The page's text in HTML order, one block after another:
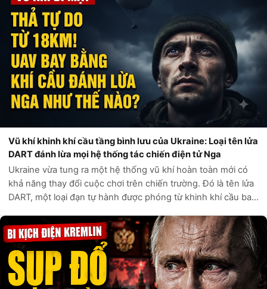
Vũ khí khinh khí cầu tầng bình lưu của Ukraine: Loại tên lửa
DART đánh lừa mọi hệ thống tác chiến điện tử Nga
Ukraine vừa tung ra một hệ thống vũ khí hoàn toàn mới có
khả năng thay đổi cuộc chơi trên chiến trường. Đó là tên lửa
DART, một loại đạn tự hành được phóng từ khinh khí cầu bay
thẳng vào mục t...